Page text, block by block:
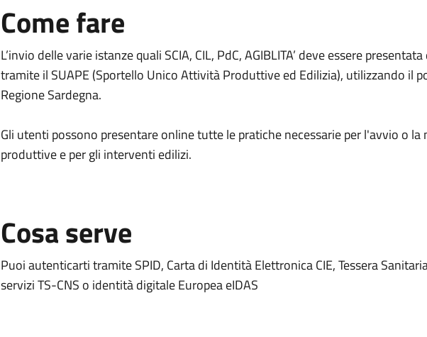
Come fare
L’invio delle varie istanze quali SCIA, CIL, PdC, AGIBLITA’ deve essere
tramite il SUAPE (Sportello Unico Attività Produttive ed Edilizia), utilizzando il
Regione Sardegna.
Gli utenti possono presentare online tutte le pratiche necessarie per l'avvio o
produttive e per gli interventi edilizi.
Cosa serve
Puoi autenticarti tramite SPID, Carta di Identità Elettronica CIE, Tessera
servizi TS-CNS o identità digitale Europea eIDAS